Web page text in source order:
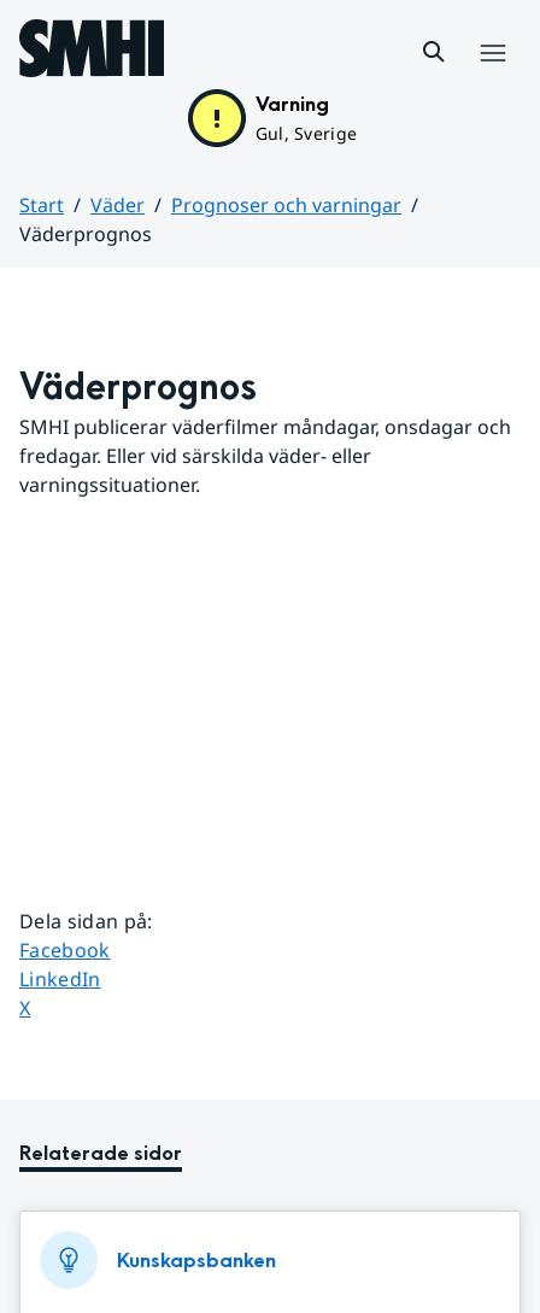
Hoppa till sidans innehåll
Varning
Gul, Sverige
Start Väder
Prognoser och varningar
Väderprognos
Väderprognos
SMHI publicerar väderfilmer måndagar, onsdagar och
fredagar. Eller vid särskilda väder- eller
varningssituationer.
Dela sidan på:
Dela sidan på
Facebook
Dela sidan på
LinkedIn
Dela sidan på
X
Relaterade sidor
Kunskapsbanken